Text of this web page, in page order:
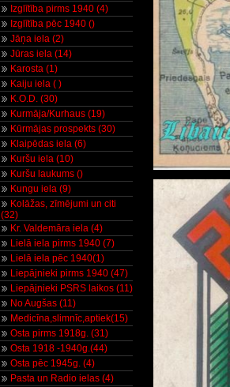
Izglītība pirms 1940 (4)
Izglītība pēc 1940 ()
Jāņa iela (2)
Jūras iela (14)
Karosta (1)
Kaiju iela ( )
K.O.D. (30)
Kurmāja/Kurhaus (19)
Kūrmājas prospekts (30)
Klaipēdas iela (6)
Kuršu iela (10)
Kuršu laukums ()
Kungu iela (9)
Kolāžas, zīmējumi un citi
(32)
Kr. Valdemāra iela (4)
Lielā iela pirms 1940 (7)
Lielā iela pēc 1940(1)
Liepājnieki pirms 1940 (47)
Liepājnieki PSRS laikos (11)
No Augšas (11)
Medicīna,slimnīc,aptiek(15)
Osta pirms 1918g. (31)
Osta 1918 -1940g.(44)
Osta pēc 1945g. (4)
Pasta un Radio ielas (4)